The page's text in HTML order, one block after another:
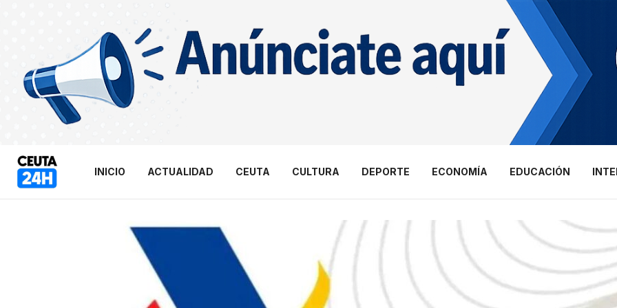
INICIO ACTUALIDAD CEUTA CULTURA DEPORTE ECONOMÍA EDUCACIÓN